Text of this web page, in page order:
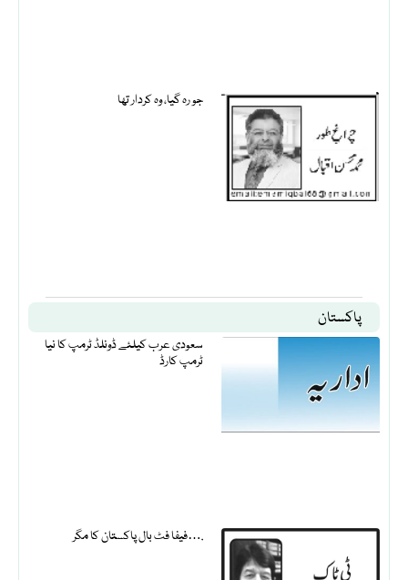
جو رہ گیا، وہ کردار تھا
پاکستان
سعودی عرب کیلئے ڈونلڈ ٹرمپ کا نیا
ٹرمپ کارڈ
فیفا فٹ بال پاکستان کا مگر….